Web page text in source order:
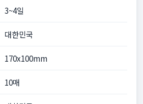
3~4일
대한민국
170x100mm
10매